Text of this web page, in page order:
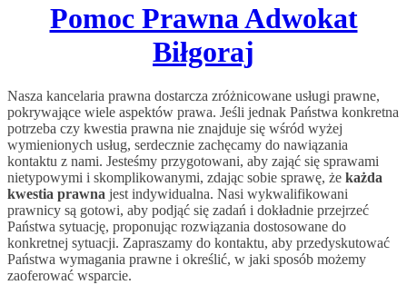
Pomoc Prawna Adwokat
Biłgoraj
Nasza kancelaria prawna dostarcza zróżnicowane usługi prawne,
pokrywające wiele aspektów prawa. Jeśli jednak Państwa konkretna
potrzeba czy kwestia prawna nie znajduje się wśród wyżej
wymienionych usług, serdecznie zachęcamy do nawiązania
kontaktu z nami. Jesteśmy przygotowani, aby zająć się sprawami
nietypowymi i skomplikowanymi, zdając sobie sprawę, że każda
kwestia prawna jest indywidualna. Nasi wykwalifikowani
prawnicy są gotowi, aby podjąć się zadań i dokładnie przejrzeć
Państwa sytuację, proponując rozwiązania dostosowane do
konkretnej sytuacji. Zapraszamy do kontaktu, aby przedyskutować
Państwa wymagania prawne i określić, w jaki sposób możemy
zaoferować wsparcie.